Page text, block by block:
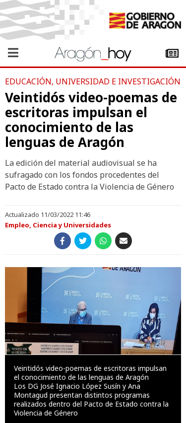
EDUCACIÓN, UNIVERSIDAD E INVESTIGACIÓN
Veintidós video-poemas de
escritoras impulsan el
conocimiento de las
lenguas de Aragón
La edición del material audiovisual se ha
sufragado con los fondos procedentes del
Pacto de Estado contra la Violencia de Género
Actualizado 11/03/2022 11:46
Empleo, Ciencia y Universidades
Veintidós video-poemas de escritoras impulsan
el conocimiento de las lenguas de Aragón
Los DG José Ignacio López Susín y Ana
Montagud presentan distintos programas
realizados dentro del Pacto de Estado contra la
Violencia de Género